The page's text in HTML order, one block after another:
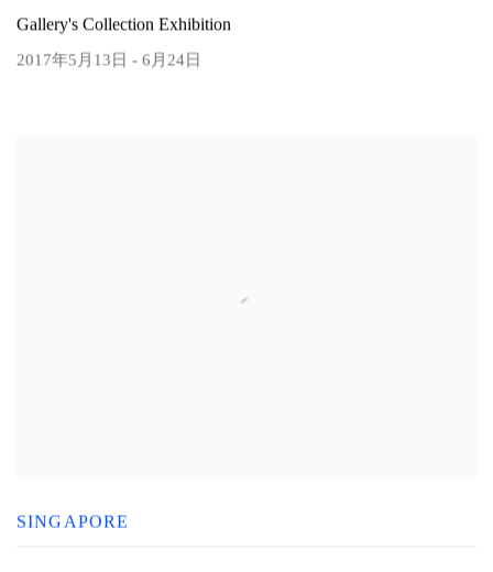
Gallery's Collection Exhibition
2017年5月13日 - 6月24日
SINGAPORE